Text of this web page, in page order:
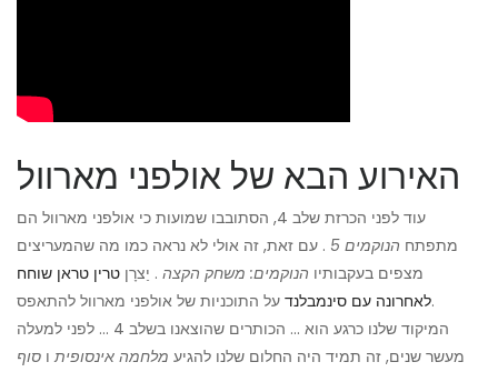
האירוע הבא של אולפני מארוול
עוד לפני הכרזת שלב 4, הסתובבו שמועות כי אולפני מארוול הם
מתפתח הנוקמים 5
. עם זאת, זה אולי לא נראה כמו מה שהמעריצים
מצפים בעקבותיו הנוקמים: משחק הקצה . יַצרָן טרין טראן שוחח
לאחרונה עם סינמבלנדעל התוכניות של אולפני מארוול להתאפס.
המיקוד שלנו כרגע הוא ... הכותרים שהוצאנו בשלב 4 ... לפני למעלה
מעשר שנים, זה תמיד היה החלום שלנו להגיע מלחמה אינסופיתו סוף